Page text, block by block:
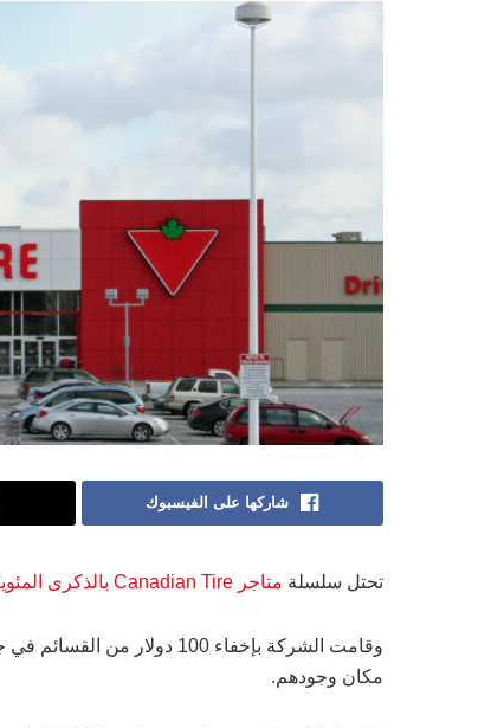
شاركها على الفيسبوك
تحتل سلسلة متاجر Canadian Tire بالذكرى المئوية
مكان وجودهم.